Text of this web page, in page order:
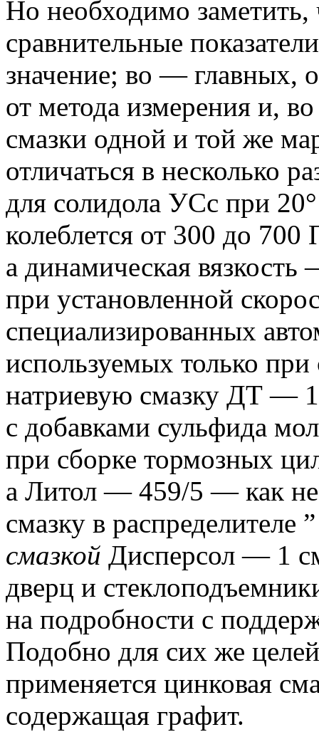
Но необходимо
сравнительные
значение; во — главных,
от метода измерения и,
смазки одной и той же
отличаться в несколько
для солидола УСс при
колеблется от 300 до 700
а динамическая
при установленной
специализированных
используемых только при
натриевую смазку ДТ — 1
с добавками сульфида
при сборке тормозных
а Литол — 459/5 — как
смазку в распределителе
смазкой Дисперсол — 1
дверц и
на подробности с
Подобно для сих же целей
применяется цинковая
содержащая графит.